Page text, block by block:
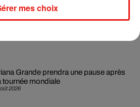
2026
Desk invite Charlie Puth pour une
session solaire
2026
Grande prendra une pause après
tournée mondiale
mes choix